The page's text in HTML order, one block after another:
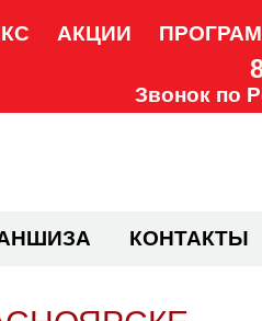
АКЦИИ
Звонок по
КОНТАКТЫ